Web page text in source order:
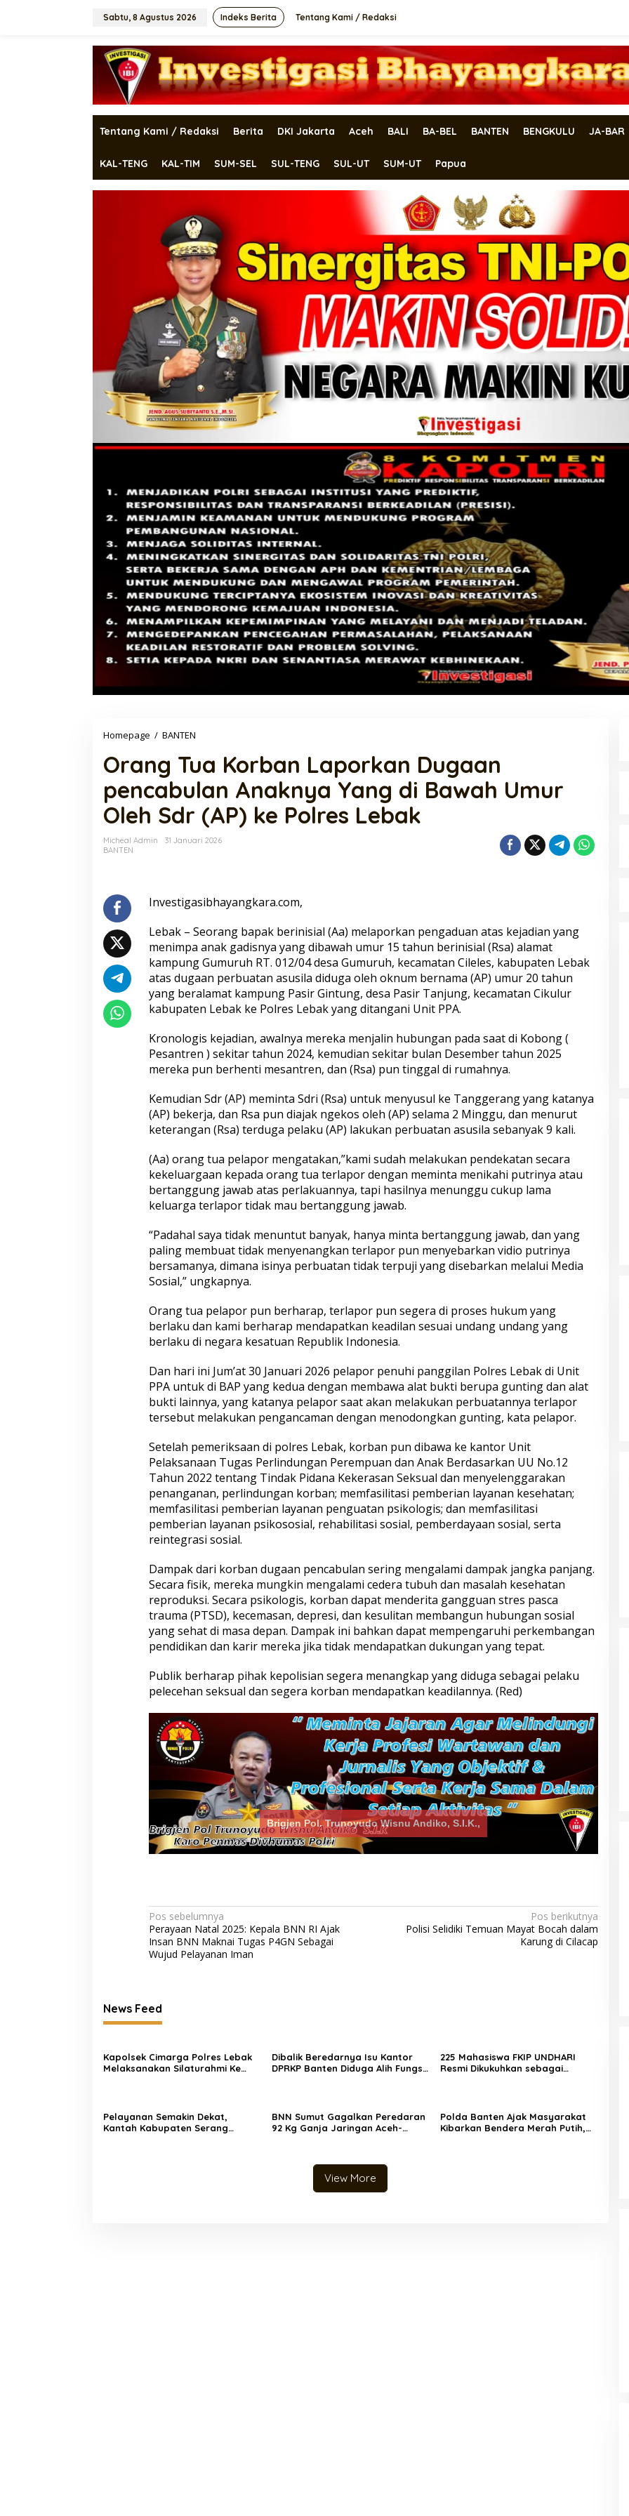
Sabtu, 8 Agustus 2026 Indeks Berita Tentang Kami / Redaksi
Tentang Kami / Redaksi Berita DKI Jakarta Aceh BALI BA-BEL BANTEN BENGKULU JA-BAR
KAL-TENG KAL-TIM SUM-SEL SUL-TENG SUL-UT SUM-UT Papua
Homepage / BANTEN
Korban
Laporkan
Dugaan
pencabulan
Anaknya
Yang
di
(AP)
Lebak
Orang Tua Korban Laporkan Dugaan
pencabulan Anaknya Yang di Bawah Umur
Oleh Sdr (AP) ke Polres Lebak
Micheal Admin
31 Januari 2026
BANTEN
Investigasibhayangkara.com,
Lebak – Seorang bapak berinisial (Aa) melaporkan pengaduan atas kejadian yang
menimpa anak gadisnya yang dibawah umur 15 tahun berinisial (Rsa) alamat
kampung Gumuruh RT. 012/04 desa Gumuruh, kecamatan Cileles, kabupaten Lebak
atas dugaan perbuatan asusila diduga oleh oknum bernama (AP) umur 20 tahun
yang beralamat kampung Pasir Gintung, desa Pasir Tanjung, kecamatan Cikulur
kabupaten Lebak ke Polres Lebak yang ditangani Unit PPA.
Kronologis kejadian, awalnya mereka menjalin hubungan pada saat di Kobong (
Pesantren ) sekitar tahun 2024, kemudian sekitar bulan Desember tahun 2025
mereka pun berhenti mesantren, dan (Rsa) pun tinggal di rumahnya.
Kemudian Sdr (AP) meminta Sdri (Rsa) untuk menyusul ke Tanggerang yang katanya
(AP) bekerja, dan Rsa pun diajak ngekos oleh (AP) selama 2 Minggu, dan menurut
keterangan (Rsa) terduga pelaku (AP) lakukan perbuatan asusila sebanyak 9 kali.
(Aa) orang tua pelapor mengatakan,”kami sudah melakukan pendekatan secara
kekeluargaan kepada orang tua terlapor dengan meminta menikahi putrinya atau
bertanggung jawab atas perlakuannya, tapi hasilnya menunggu cukup lama
keluarga terlapor tidak mau bertanggung jawab.
“Padahal saya tidak menuntut banyak, hanya minta bertanggung jawab, dan yang
paling membuat tidak menyenangkan terlapor pun menyebarkan vidio putrinya
bersamanya, dimana isinya perbuatan tidak terpuji yang disebarkan melalui Media
Sosial,” ungkapnya.
Orang tua pelapor pun berharap, terlapor pun segera di proses hukum yang
berlaku dan kami berharap mendapatkan keadilan sesuai undang undang yang
berlaku di negara kesatuan Republik Indonesia.
Dan hari ini Jum’at 30 Januari 2026 pelapor penuhi panggilan Polres Lebak di Unit
PPA untuk di BAP yang kedua dengan membawa alat bukti berupa gunting dan alat
bukti lainnya, yang katanya pelapor saat akan melakukan perbuatannya terlapor
tersebut melakukan pengancaman dengan menodongkan gunting, kata pelapor.
Setelah pemeriksaan di polres Lebak, korban pun dibawa ke kantor Unit
Pelaksanaan Tugas Perlindungan Perempuan dan Anak Berdasarkan UU No.12
Tahun 2022 tentang Tindak Pidana Kekerasan Seksual dan menyelenggarakan
penanganan, perlindungan korban; memfasilitasi pemberian layanan kesehatan;
memfasilitasi pemberian layanan penguatan psikologis; dan memfasilitasi
pemberian layanan psikososial, rehabilitasi sosial, pemberdayaan sosial, serta
reintegrasi sosial.
Dampak dari korban dugaan pencabulan sering mengalami dampak jangka panjang.
Secara fisik, mereka mungkin mengalami cedera tubuh dan masalah kesehatan
reproduksi. Secara psikologis, korban dapat menderita gangguan stres pasca
trauma (PTSD), kecemasan, depresi, dan kesulitan membangun hubungan sosial
yang sehat di masa depan. Dampak ini bahkan dapat mempengaruhi perkembangan
pendidikan dan karir mereka jika tidak mendapatkan dukungan yang tepat.
Publik berharap pihak kepolisian segera menangkap yang diduga sebagai pelaku
pelecehan seksual dan segera korban mendapatkan keadilannya. (Red)
Brigjen Pol. Trunoyudo Wisnu Andiko, S.I.K.,
Navigasi
pos
Pos sebelumnya
Perayaan Natal 2025: Kepala BNN RI Ajak
Insan BNN Maknai Tugas P4GN Sebagai
Wujud Pelayanan Iman
Pos berikutnya
Polisi Selidiki Temuan Mayat Bocah dalam
Karung di Cilacap
News Feed
Kapolsek Cimarga Polres Lebak
Melaksanakan Silaturahmi Ke
Dibalik Beredarnya Isu Kantor
DPRKP Banten Diduga Alih Fungsi
225 Mahasiswa FKIP UNDHARI
Resmi Dikukuhkan sebagai
Pelayanan Semakin Dekat,
Kantah Kabupaten Serang
BNN Sumut Gagalkan Peredaran
92 Kg Ganja Jaringan Aceh-
Polda Banten Ajak Masyarakat
Kibarkan Bendera Merah Putih,
View More
Seleksi Taruna Akpol Masuk Tahap
Pemeriksaan Penampilan 404
Musthofa Kamal, S.H., Perwira
Humas Berpengalaman dengan
Rekam Jejak Pengabdian dari
Edukasi Mahasiswa Cegah Judi
Online Lewat Program Polri Goes
to Campus
Hadapi Ancaman Love Scamming
Wakapolri: Bergabungnya Irjen
Perkuat Jejaring Nasional Pusat
Studi Kepolisian
Sah
Satreskim Polres Tasikmalaya
Kota Ungkap Kasus Curanmor,
Satu Pelaku Residivis Diamankan
Satreskrim Polres Tasikmalaya
Kota Amankan 3 Pelaku Kasus
Ganjal ATM Lintas Propinsi
Sambut Hari Bhayangkara ke-80,
Puslitbang Polri Salurkan 1.000
Paket Sembako Door to Door di
Bogor
Bersih kepada Masyarakat yang
Poro Yai Tokoh Masyarakat, Pihak
Sekolah, Kepala Desa dan Orang
Tua Selesaikan Kasus Tawuran di
Sukolilo
Bersih kepada Masyarakat yang
Terdampak Kekeringan